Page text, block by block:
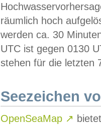
räumlich hoch
werden ca. 30
UTC ist gegen 0130
stehen für die letzten
Seezeichen
OpenSeaMap ↗